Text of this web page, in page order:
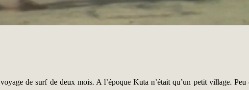
de surf de deux mois. A l’époque Kuta n’était qu’un petit village. Peu